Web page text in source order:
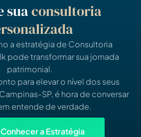
suaconsultoria
a estratégia de Consultoria
pode transformar sua jornada
patrimonial.
para elevar o nível dos seus
SP, é hora de conversar
entende de verdade.
a Estratégia